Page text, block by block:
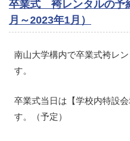
卒業式 袴レンタルの予
月～2023年1月）
南山大学構内で卒業式袴レ
す。
卒業式当日は【学校内特設
す。（予定）